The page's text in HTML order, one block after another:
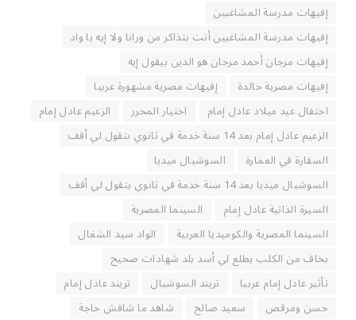
إفيهات مدرسة المشاغبين
إفيهات مدرسة المشاغبين أنت بتذاكر من ورانا ولا إيه يا واد
إفيهات مرجان أحمد مرجان هو الدين بيقول إيه
إفيهات مصرية خالدة
إفيهات مصرية مشهورة عربيا
احتفال عيد ميلاد عادل إمام
اختيار المحرر
الزعيم عادل إمام
الزعيم عادل إمام بعد 14 سنة خدمة في ثانوي بتقول لي أقف
السفارة في العمارة
السوشيال ميديا
السوشيال ميديا بعد 14 سنة خدمة في ثانوي بتقول لي أقف
السيرة الذاتية عادل إمام
السينما المصرية
السينما المصرية والكوميديا العربية
الواد سيد الشغال
بخاف من الكلب يطلع لي أسد بلد شهادات صحيح
تأثير عادل إمام عربيا
تريند السوشيال
تريند عادل إمام
حسن ومرقص
سعيد صالح
شاهد ما شافش حاجة